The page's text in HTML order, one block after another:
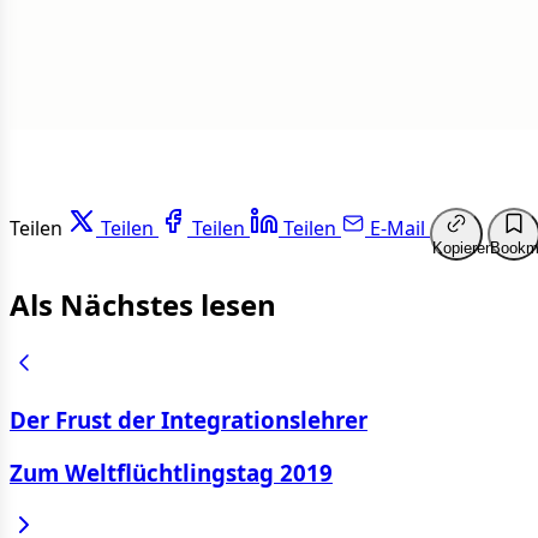
Teilen Teilen Teilen Teilen E-Mail
Kopieren
Als Nächstes lesen
Der Frust der Integrationslehrer
Zum Weltflüchtlingstag 2019